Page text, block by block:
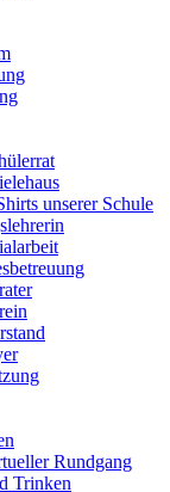
unserer Schule
Rundgang
Trinken